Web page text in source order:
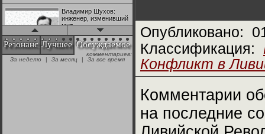
Владимир Шухов:
инженер, изменивший
мир
"Аркадий Коц" на
эгалите-фесте "Не
Резонанс Лучшее Обсуждаемое
комментариев:
За неделю
| За месяц | За все время
Опубликовано:
Классификация:
Конфликт в
Комментарии
на последние